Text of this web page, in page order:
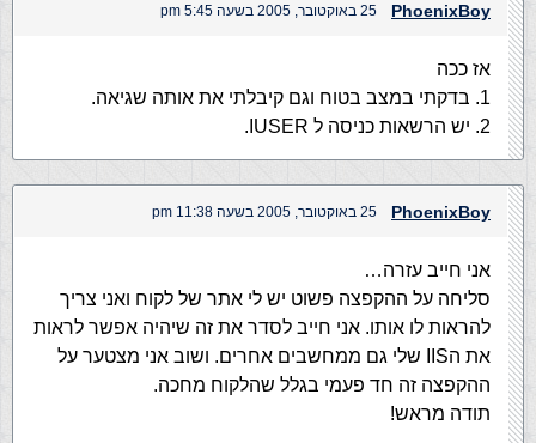
PhoenixBoy 25 באוקטובר, 2005 בשעה 5:45 pm
אז ככה
1. בדקתי במצב בטוח וגם קיבלתי את אותה שגיאה.
2. יש הרשאות כניסה ל IUSER.
PhoenixBoy 25 באוקטובר, 2005 בשעה 11:38 pm
אני חייב עזרה…
סליחה על ההקפצה פשוט יש לי אתר של לקוח ואני צריך
להראות לו אותו. אני חייב לסדר את זה שיהיה אפשר לראות
את הIIS שלי גם ממחשבים אחרים. ושוב אני מצטער על
ההקפצה זה חד פעמי בגלל שהלקוח מחכה.
תודה מראש!